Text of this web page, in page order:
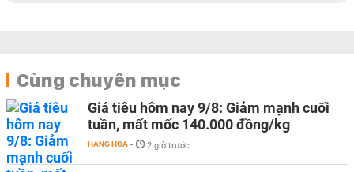
Cùng chuyên mục
Giá tiêu hôm nay 9/8: Giảm mạnh cuối
tuần, mất mốc 140.000 đồng/kg
HÀNG HÓA - 2 giờ trước